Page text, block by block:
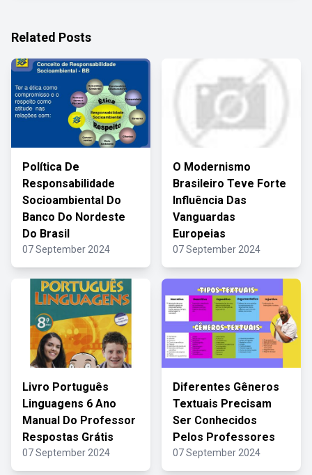
Related Posts
Política De
Responsabilidade
Socioambiental Do
Banco Do Nordeste
Do Brasil
07 September 2024
O Modernismo
Brasileiro Teve Forte
Influência Das
Vanguardas
Europeias
07 September 2024
Livro Português
Linguagens 6 Ano
Manual Do Professor
Respostas Grátis
07 September 2024
Diferentes Gêneros
Textuais Precisam
Ser Conhecidos
Pelos Professores
07 September 2024